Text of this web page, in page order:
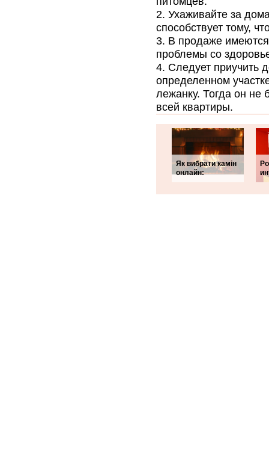
Ухаживайте за
способствует тому,
В продаже
проблемы со
Следует приучить
определенном
лежанку. Тогда он не
всей квартиры.
Як вибрати камін
онлайн: